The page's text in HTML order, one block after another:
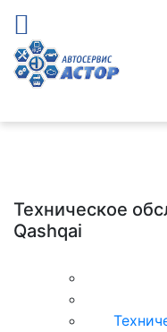
Техническое
Qashqai